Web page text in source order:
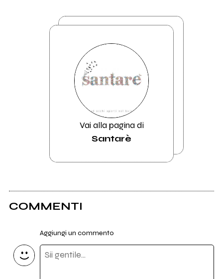
Vai alla pagina di
Santarè
COMMENTI
Aggiungi un commento